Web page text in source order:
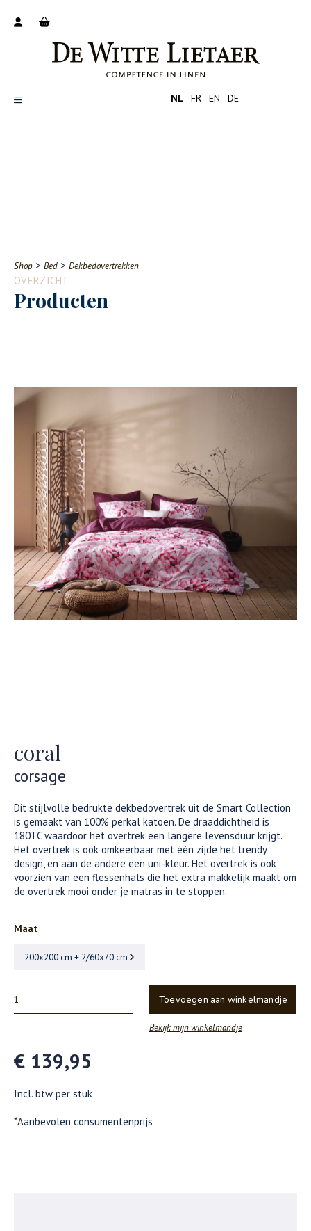
Contact
NL FR EN DE
Shop > Bed > Dekbedovertrekken
OVERZICHT
Producten
coral
corsage
Dit stijlvolle bedrukte dekbedovertrek uit de Smart Collection
is gemaakt van 100% perkal katoen. De draaddichtheid is
180TC waardoor het overtrek een langere levensduur krijgt.
Het overtrek is ook omkeerbaar met één zijde het trendy
design, en aan de andere een uni-kleur. Het overtrek is ook
voorzien van een flessenhals die het extra makkelijk maakt om
de overtrek mooi onder je matras in te stoppen.
Maat
200x200 cm + 2/60x70 cm
Toevoegen aan winkelmandje
Bekijk mijn winkelmandje
€ 139,95
Incl. btw per stuk
*Aanbevolen consumentenprijs